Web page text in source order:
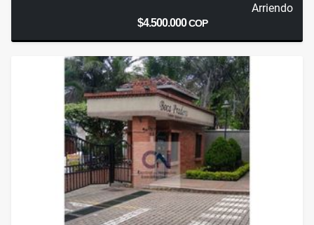
Arriendo
$4.500.000COP